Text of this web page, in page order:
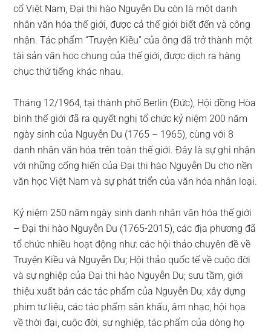
cổ Việt Nam, Đại thi hào Nguyễn Du còn là một danh
nhân văn hóa thế giới, được cả thế giới biết đến và công
nhận. Tác phẩm “Truyện Kiều” của ông đã trở thành một
tài sản văn học chung của thế giới, được dịch ra hàng
chục thứ tiếng khác nhau.
Tháng 12/1964, tại thành phố Berlin (Đức), Hội đồng Hòa
bình thế giới đã ra quyết nghị tổ chức kỷ niệm 200 năm
ngày sinh của Nguyễn Du (1765 – 1965), cùng với 8
danh nhân văn hóa trên toàn thế giới. Đây là sự ghi nhận
với những cống hiến của Đại thi hào Nguyễn Du cho nền
văn học Việt Nam và sự phát triển của văn hóa nhân loại.
Kỷ niệm 250 năm ngày sinh danh nhân văn hóa thế giới
– Đại thi hào Nguyễn Du (1765-2015), các địa phương đã
tổ chức nhiều hoạt động như: các hội thảo chuyên đề về
Truyện Kiều và Nguyễn Du; Hội thảo quốc tế về cuộc đời
và sự nghiệp của Đại thi hào Nguyễn Du; sưu tầm, giới
thiệu xuất bản các tác phẩm của Nguyễn Du; xây dựng
phim tư liệu, các tác phẩm sân khấu, âm nhạc, hội họa
về thời đại, cuộc đời, sự nghiệp, tác phẩm của dòng họ